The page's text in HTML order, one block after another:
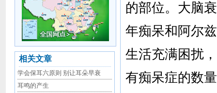
相关文章
学会保耳六原则 别让耳朵早衰
耳鸣的产生
的部位。大脑
年痴呆和阿尔
生活充满困扰
有痴呆症的数